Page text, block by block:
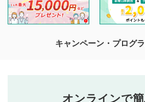
閲覧および投稿を行うものとしてくだ
他の利用者が動画を視聴される際の参
待ちしております。
なお、投稿をもって、本注意事項に同
キャンペーン・プログ
オンラインで簡